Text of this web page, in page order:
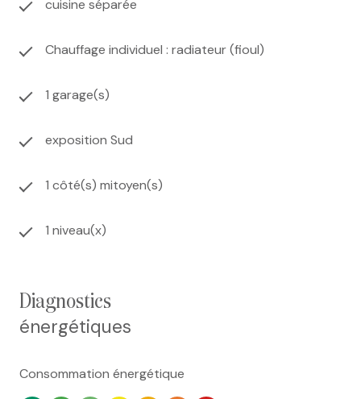
cuisine séparée
Chauffage individuel : radiateur (fioul)
1 garage(s)
exposition Sud
1 côté(s) mitoyen(s)
1 niveau(x)
diagnostics
énergétiques
Consommation énergétique